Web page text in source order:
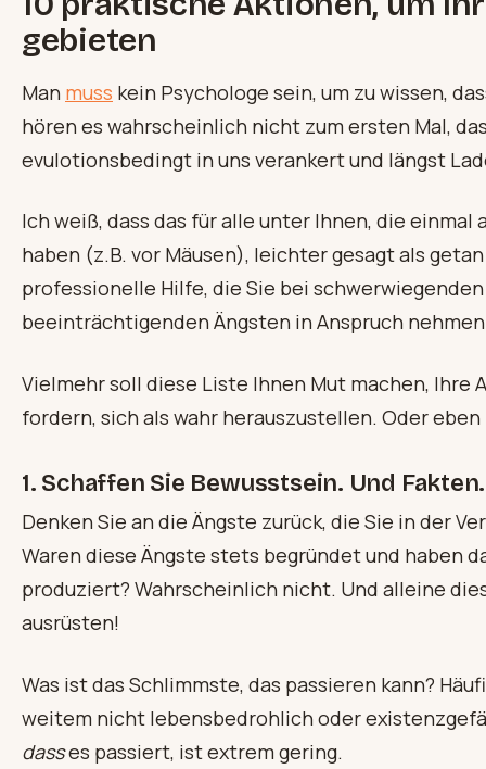
gebieten
Man muss kein Psychologe sein, um zu wissen,
hören es wahrscheinlich nicht zum ersten Mal,
evulotionsbedingt in uns verankert und längst
Ich weiß, dass das für alle unter Ihnen, die
haben (z.B. vor Mäusen), leichter gesagt als
professionelle Hilfe, die Sie bei
beeinträchtigenden Ängsten in Anspruch
Vielmehr soll diese Liste Ihnen Mut machen, Ihre
fordern, sich als wahr herauszustellen. Oder
1. Schaffen Sie Bewusstsein. Und Fakten.
Denken Sie an die Ängste zurück, die Sie in der
Waren diese Ängste stets begründet und haben
produziert? Wahrscheinlich nicht. Und alleine
ausrüsten!
Was ist das Schlimmste, das passieren kann?
weitem nicht lebensbedrohlich oder
dasses passiert, ist extrem gering.